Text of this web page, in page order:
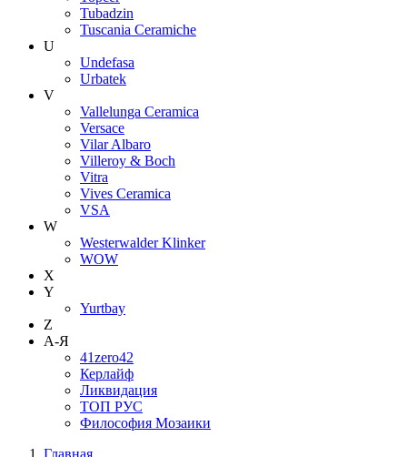
Tubadzin
Tuscania Ceramiche
U
Undefasa
Urbatek
V
Vallelunga Ceramica
Versace
Vilar Albaro
Villeroy & Boch
Vitra
Vives Ceramica
VSA
W
Westerwalder Klinker
WOW
X
Y
Yurtbay
Z
А-Я
41zero42
Керлайф
Ликвидация
ТОП РУС
Философия Мозаики
Главная